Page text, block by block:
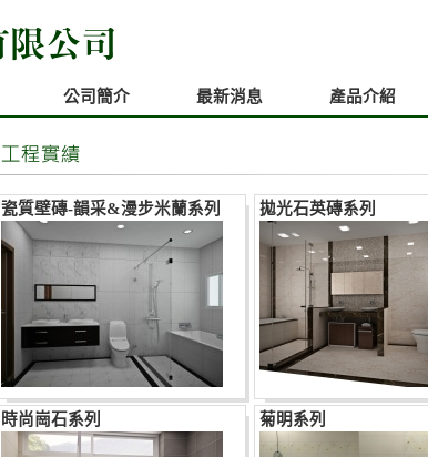
公司簡介 最新消息 產品介紹
瓷質壁磚-韻采&漫步米蘭系列 拋光石英磚系列
時尚崗石系列 菊明系列